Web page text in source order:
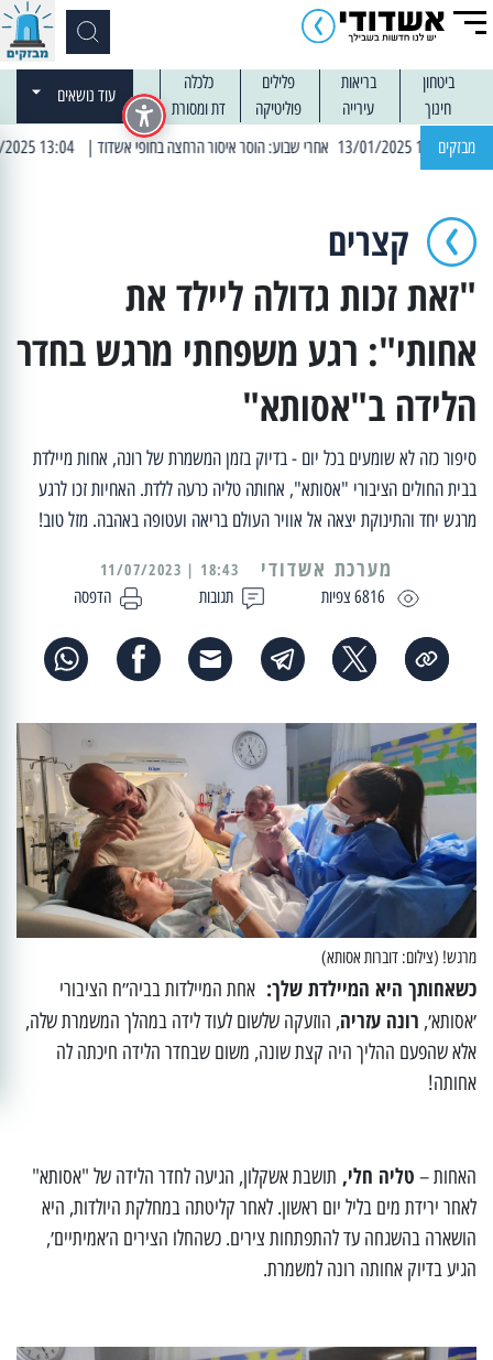
ביטחון בריאות פלילים
כלכלה
חינוך
עירייה פוליטיקה דת ומסורת
עוד נושאים
מבזקים | 13:04 14/01/2025 עובדים בלילות: עבודות קרצוף וריבוד אספלט
קצרים
"זאת זכות גדולה ליילד את
אחותי": רגע משפחתי מרגש בחדר
הלידה ב"אסותא"
סיפור כזה לא שומעים בכל יום - בדיוק בזמן המשמרת של רונה, אחות מיילדת
בבית החולים הציבורי "אסותא", אחותה טליה כרעה ללדת. האחיות זכו לרגע
מרגש יחד והתינוקת יצאה אל אוויר העולם בריאה ועטופה באהבה. מזל טוב!
6816 צפיות תגובות הדפסה
מערכת אשדודי 18:43 | 11/07/2023
מרגש! (צילום: דוברות אסותא)
כשאחותך היא המיילדת שלך: אחת המיילדות בביה״ח הציבורי
׳אסותא׳, רונה עזריה, הוזעקה שלשום לעוד לידה במהלך המשמרת שלה,
אלא שהפעם ההליך היה קצת שונה, משום שבחדר הלידה חיכתה לה
אחותה!
האחות – טליה חלי, תושבת אשקלון, הגיעה לחדר הלידה של "אסותא"
לאחר ירידת מים בליל יום ראשון. לאחר קליטתה במחלקת היולדות, היא
הושארה בהשגחה עד להתפתחות צירים. כשהחלו הצירים ה׳אמיתיים׳,
הגיע בדיוק אחותה רונה למשמרת.